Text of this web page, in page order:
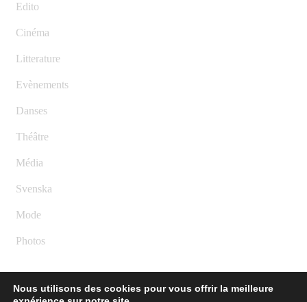
Nous utilisons des cookies pour vous offrir la meilleure
Edito
Cinéma
Litterature
Evènements
Danses
Théâtre
Média
Svenska
Mode
Photos